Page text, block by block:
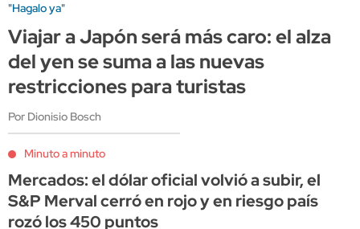
"Hagalo ya"
Viajar a Japón será más caro: el alza
del yen se suma a las nuevas
restricciones para turistas
Por Dionisio Bosch
Minuto a minuto
Mercados: el dólar oficial volvió a subir, el
S&P Merval cerró en rojo y en riesgo país
rozó los 450 puntos